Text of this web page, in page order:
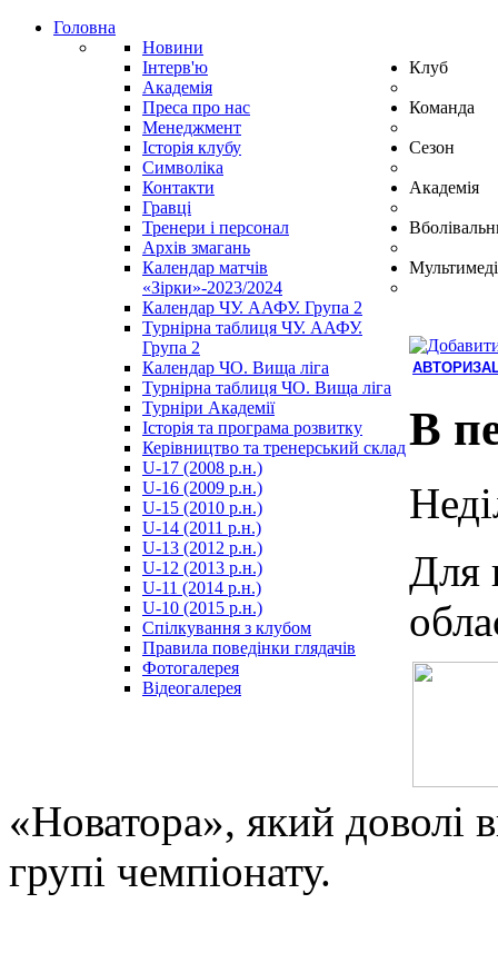
Головна
Новини
Інтерв'ю
Академія
Преса про нас
Клуб
Менеджмент
Історія клубу
Символіка
Контакти
Команда
Гравці
Тренери і персонал
Архів змагань
Сезон
Календар матчів
«Зірки»-2023/2024
Календар ЧУ. ААФУ. Група 2
Турнірна таблиця ЧУ. ААФУ.
Група 2
Календар ЧО. Вища ліга
Турнірна таблиця ЧО. Вища ліга
Академія
Турніри Академії
Історія та програма розвитку
Керівництво та тренерський склад
U-17 (2008 р.н.)
U-16 (2009 р.н.)
U-15 (2010 р.н.)
U-14 (2011 р.н.)
U-13 (2012 р.н.)
U-12 (2013 р.н.)
U-11 (2014 р.н.)
U-10 (2015 р.н.)
Спілкування з клубом
Правила поведінки глядачів
Фотогалерея
Відеогалерея
В
Для
«Новатора», який доволі
групі чемпіонату.